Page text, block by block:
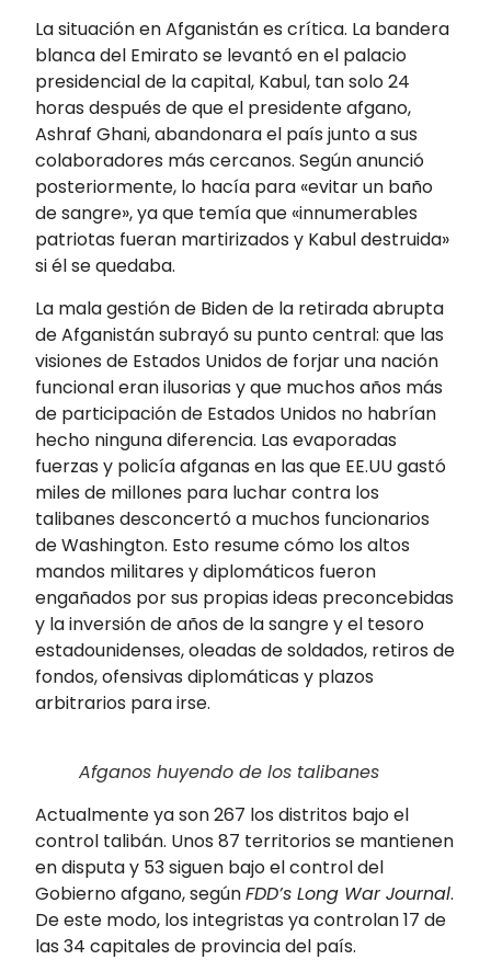
La situación en Afganistán es crítica. La bandera
blanca del Emirato se levantó en el palacio
presidencial de la capital, Kabul, tan solo 24
horas después de que el presidente afgano,
Ashraf Ghani, abandonara el país junto a sus
colaboradores más cercanos. Según anunció
posteriormente, lo hacía para «evitar un baño
de sangre», ya que temía que «innumerables
patriotas fueran martirizados y Kabul destruida»
si él se quedaba.
La mala gestión de Biden de la retirada abrupta
de Afganistán subrayó su punto central: que las
visiones de Estados Unidos de forjar una nación
funcional eran ilusorias y que muchos años más
de participación de Estados Unidos no habrían
hecho ninguna diferencia. Las evaporadas
fuerzas y policía afganas en las que EE.UU gastó
miles de millones para luchar contra los
talibanes desconcertó a muchos funcionarios
de Washington. Esto resume cómo los altos
mandos militares y diplomáticos fueron
engañados por sus propias ideas preconcebidas
y la inversión de años de la sangre y el tesoro
estadounidenses, oleadas de soldados, retiros de
fondos, ofensivas diplomáticas y plazos
arbitrarios para irse.
Afganos huyendo de los talibanes
Actualmente ya son 267 los distritos bajo el
control talibán. Unos 87 territorios se mantienen
en disputa y 53 siguen bajo el control del
Gobierno afgano, segúnFDD’s Long War Journal.
De este modo, los integristas ya controlan 17 de
las 34 capitales de provincia del país.